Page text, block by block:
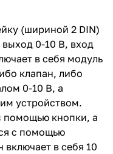
(шириной 2 DIN)
выход 0-10 В, вход
в себя модуль
клапан, либо
0-10 В, а
устройством.
помощью кнопки, а
с помощью
в себя 10